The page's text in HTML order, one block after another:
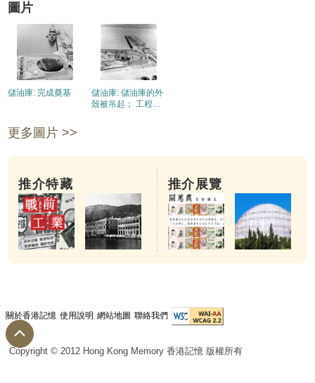
圖片
儲油庫: 完成奠基
儲油庫: 儲油庫的外
殼被吊起； 工程師
更多圖片 >>
推介特藏 推介展覽
關於香港記憶 使用說明 網站地圖 聯絡我們
Copyright © 2012 Hong Kong Memory 香港記憶 版權所有